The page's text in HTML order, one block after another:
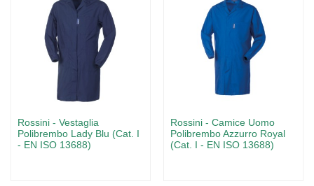
Rossini - Vestaglia
Polibrembo Lady Blu (Cat. I
- EN ISO 13688)
Rossini - Camice Uomo
Polibrembo Azzurro Royal
(Cat. I - EN ISO 13688)